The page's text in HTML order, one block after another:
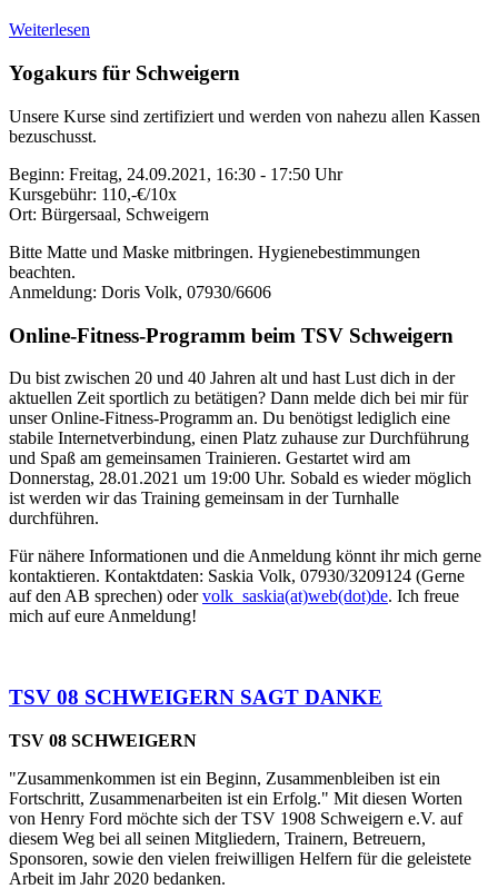
Weiterlesen
Yogakurs für Schweigern
Unsere Kurse sind zertifiziert und werden von nahezu allen Kassen
bezuschusst.
Beginn: Freitag, 24.09.2021, 16:30 - 17:50 Uhr
Kursgebühr: 110,-€/10x
Ort: Bürgersaal, Schweigern
Bitte Matte und Maske mitbringen. Hygienebestimmungen
beachten.
Anmeldung: Doris Volk, 07930/6606
Online-Fitness-Programm beim TSV Schweigern
Du bist zwischen 20 und 40 Jahren alt und hast Lust dich in der
aktuellen Zeit sportlich zu betätigen? Dann melde dich bei mir für
unser Online-Fitness-Programm an. Du benötigst lediglich eine
stabile Internetverbindung, einen Platz zuhause zur Durchführung
und Spaß am gemeinsamen Trainieren. Gestartet wird am
Donnerstag, 28.01.2021 um 19:00 Uhr. Sobald es wieder möglich
ist werden wir das Training gemeinsam in der Turnhalle
durchführen.
Für nähere Informationen und die Anmeldung könnt ihr mich gerne
kontaktieren. Kontaktdaten: Saskia Volk, 07930/3209124 (Gerne
auf den AB sprechen) odervolk_saskia(at)web(dot)de. Ich freue
mich auf eure Anmeldung!
TSV 08 SCHWEIGERN SAGT DANKE
TSV 08 SCHWEIGERN
"Zusammenkommen ist ein Beginn, Zusammenbleiben ist ein
Fortschritt, Zusammenarbeiten ist ein Erfolg." Mit diesen Worten
von Henry Ford möchte sich der TSV 1908 Schweigern e.V. auf
diesem Weg bei all seinen Mitgliedern, Trainern, Betreuern,
Sponsoren, sowie den vielen freiwilligen Helfern für die geleistete
Arbeit im Jahr 2020 bedanken.